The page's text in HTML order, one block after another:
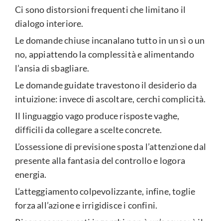
Ci sono distorsioni frequenti che limitano il
dialogo interiore.
Le domande chiuse incanalano tutto in un sì o un
no, appiattendo la complessità e alimentando
l’ansia di sbagliare.
Le domande guidate travestono il desiderio da
intuizione: invece di ascoltare, cerchi complicità.
Il linguaggio vago produce risposte vaghe,
difficili da collegare a scelte concrete.
L’ossessione di previsione sposta l’attenzione dal
presente alla fantasia del controllo e logora
energia.
L’atteggiamento colpevolizzante, infine, toglie
forza all’azione e irrigidisce i confini.